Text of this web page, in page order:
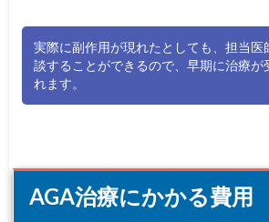
実際に副作用が現れたとしても、担当医
談することができるので、早期に治療が
れます。
AGA治療にかかる費用